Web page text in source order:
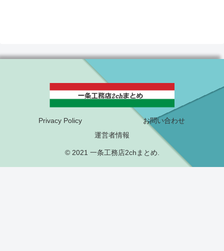
Privacy Policy
お問い合わせ
運営者情報
© 2021 一条工務店2chまとめ.